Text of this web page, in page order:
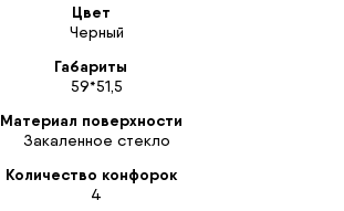
Цвет
Черный
Габариты
59*51,5
Материал поверхности
Закаленное стекло
Количество конфорок
4